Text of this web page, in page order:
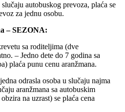
autobuskog prevoza, plaća se
za jednu osobu.
– SEZONA:
sa roditeljima (dve
– Jedno dete do 7 godina sa
plaća punu cenu aranžmana.
odrasla osoba u slučaju najma
aranžmana sa autobuskim
na uzrast) se plaća cena